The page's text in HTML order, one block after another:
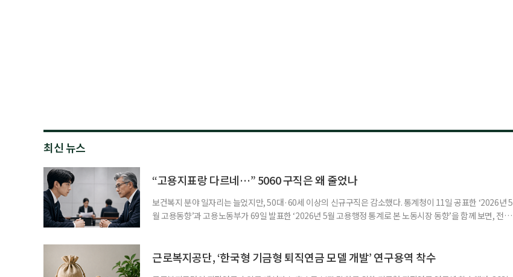
최신 뉴스
“고용지표랑 다르네…” 5060 구직은 왜 줄었나
보건복지 분야 일자리는 늘었지만, 50대·60세 이상의 신규구직은 감소했다. 통계청이 11일 공표한 ‘2026년 5
월 고용동향’과 고용노동부가 69일 발표한 ‘2026년 5월 고용행정 통계로 본 노동시장 동향’을 함께 보면, 전체
론 온도차 표면적으로는 5월 고용시장이 급격히 무너졌다기보다 둔화하는
근로복지공단, ‘한국형 기금형 퇴직연금 모델 개발’ 연구용역 착수